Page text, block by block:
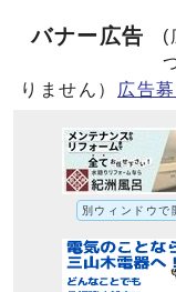
バナー広告
(
りません）
広告
別ウィンドウで